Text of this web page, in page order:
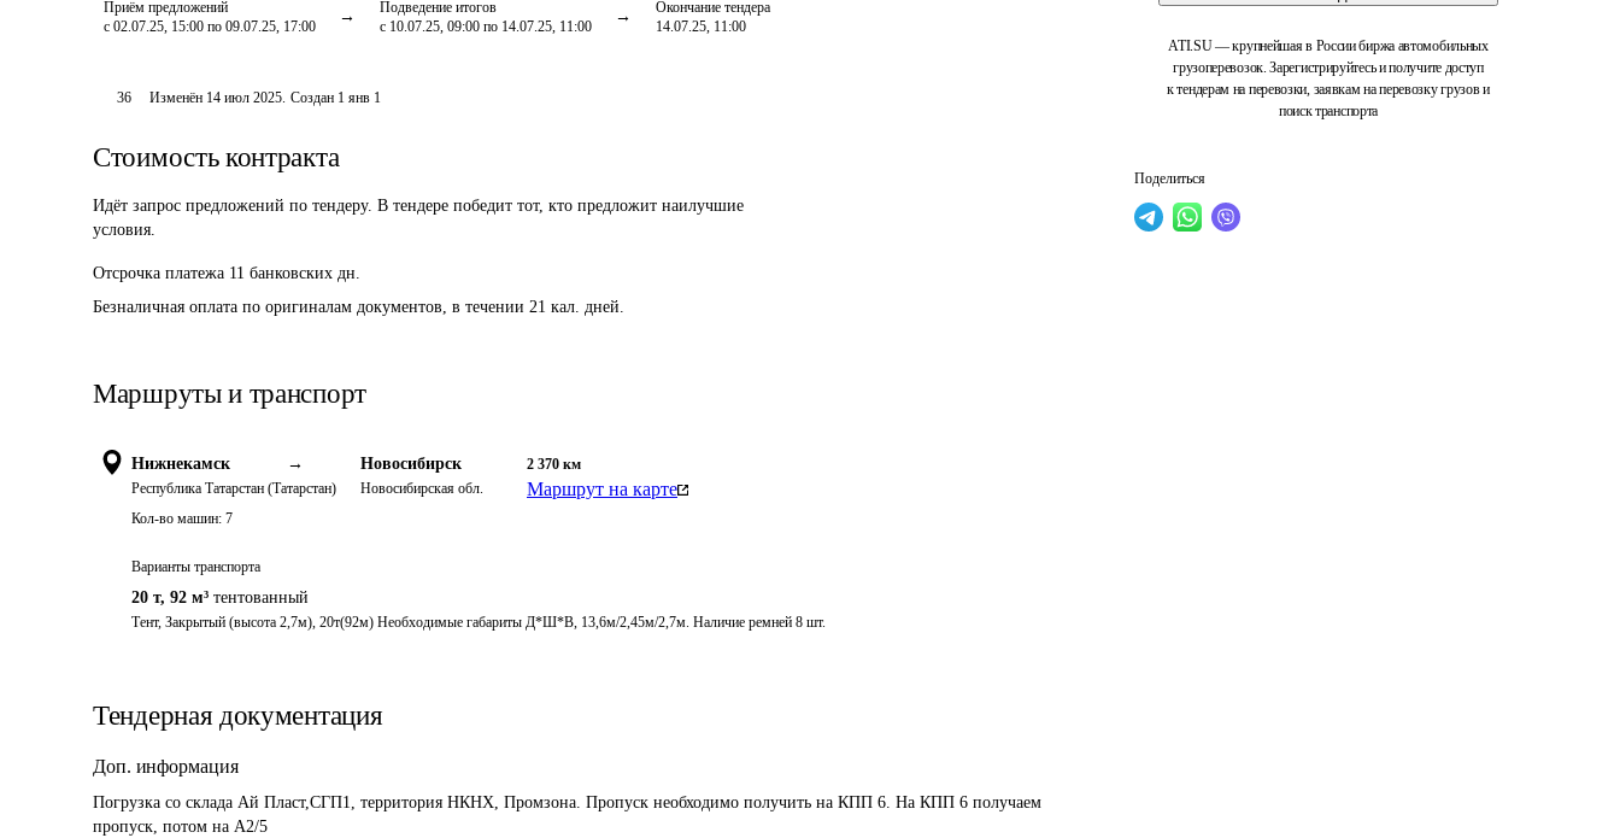
Приём предложений
с 02.07.25, 15:00 по 09.07.25, 17:00
Подведение итогов
с 10.07.25, 09:00 по 14.07.25, 11:00
Окончание тендера
14.07.25, 11:00
ATI.SU — крупнейшая в России биржа автомобильных
грузоперевозок. Зарегистрируйтесь и получите доступ
к тендерам на перевозки, заявкам на перевозку грузов и
поиск транспорта
Поделиться
36 Изменён 14 июл 2025. Создан 1 янв 1
Стоимость контракта
Идёт запрос предложений по тендеру. В тендере победит тот, кто предложит наилучшие
условия.
Отсрочка платежа 11 банковских дн.
Безналичная оплата по оригиналам документов, в течении 21 кал. дней.
Маршруты и транспорт
Нижнекамск →
Республика Татарстан (Татарстан)
Новосибирск
Новосибирская обл.
2 370 км
Маршрут на карте
Кол-во машин: 7
Варианты транспорта
20 т, 92 м³ тентованный
Тент, Закрытый (высота 2,7м), 20т(92м) Необходимые габариты Д*Ш*В, 13,6м/2,45м/2,7м. Наличие ремней 8 шт.
Тендерная документация
Доп. информация
Погрузка со склада Ай Пласт,СГП1, территория НКНХ, Промзона. Пропуск необходимо получить на КПП 6. На КПП 6 получаем
пропуск, потом на А2/5